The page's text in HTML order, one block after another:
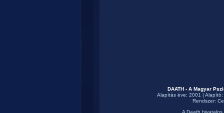
DAATH - A Magyar
Alapítás éve: 2001 | Alapító:
Rendszer:
A Daath